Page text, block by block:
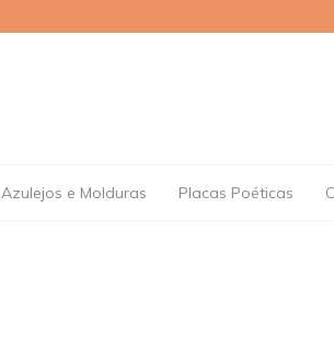
Azulejos e Molduras Placas Poéticas